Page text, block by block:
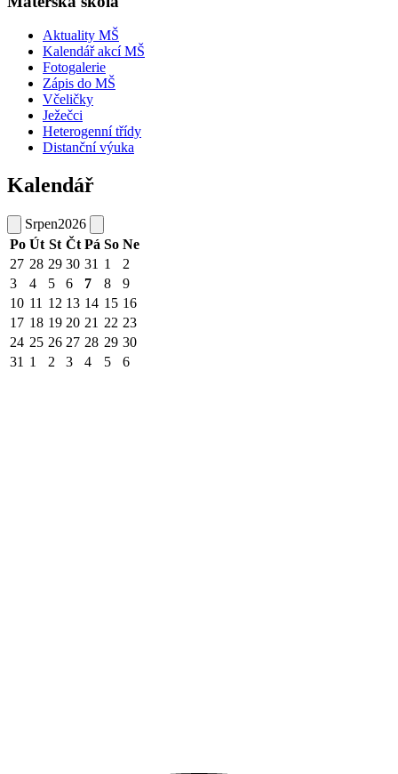
Aktuality MŠ
Kalendář akcí MŠ
Fotogalerie
Zápis do MŠ
Včeličky
Ježečci
Heterogenní třídy
Distanční výuka
Kalendář
Srpen2026
Po Út St Čt Pá So Ne
27 28 29 30 31 1
2
3
4 5 6 7 8
9
10 11 12 13 14 15 16
17 18 19 20 21 22 23
24 25 26 27 28 29 30
31 1 2 3 4 5 6